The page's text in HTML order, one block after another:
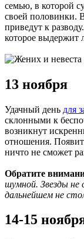
семью, в которой
своей половинки.
приведут к
которое выдержит
13 ноября
Удачный день для
склонными к
возникнут
отношения.
ничто не сможет
Обратите
шумной. Звезды не
дальнейшем не
14-15